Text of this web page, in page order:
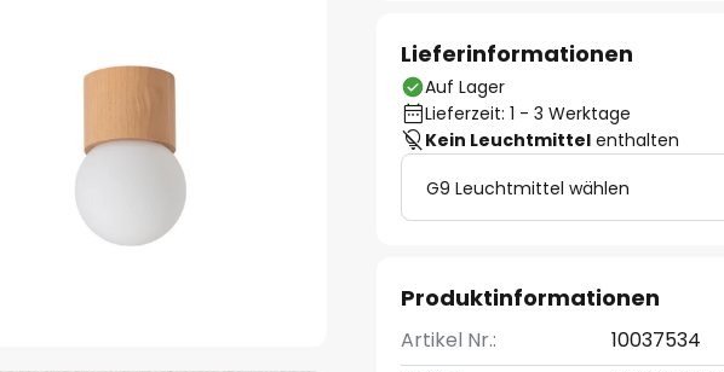
Lieferinformationen
Auf Lager
Lieferzeit: 1 - 3 Werktage
Kein Leuchtmittel enthalten
G9 Leuchtmittel wählen
Produktinformationen
Artikel Nr.:
10037534